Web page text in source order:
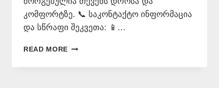
კომფორტზე. 📞 საკონტაქტო ინფორმაცია
და სწრაფი შეკვეთა: 📱…
READ MORE ᲗᲐᲠᲯᲘᲛᲐᲜᲗᲐ
ᲒᲚᲓᲐᲜᲨᲘ